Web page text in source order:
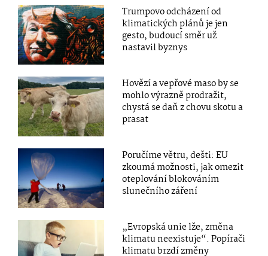
Trumpovo odcházení od
klimatických plánů je jen
gesto, budoucí směr už
nastavil byznys
Hovězí a vepřové maso by se
mohlo výrazně prodražit,
chystá se daň z chovu skotu a
prasat
Poručíme větru, dešti: EU
zkoumá možnosti, jak omezit
oteplování blokováním
slunečního záření
„Evropská unie lže, změna
klimatu neexistuje“. Popírači
klimatu brzdí změny